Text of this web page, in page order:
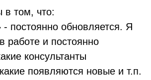
в том, что:
постоянно обновляется. Я
работе и постоянно
консультанты
появляются новые и т.п.